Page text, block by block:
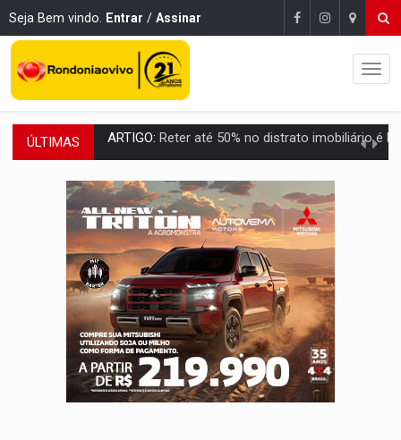
Seja Bem vindo. Entrar / Assinar
ÚLTIMAS DO HOSPITAL AO CAMPO: Veja as mais de 200 ações de Marcos
EXPANSÃO:Grupo Nova Era amplia presença em PVH e transforma Aramix
ROTA GLOBAL:PCC amplia presença internacional e transforma Brasil em
CONEXÃO RONDONIAOVIVO:Museólogo Antônio Ocampo conduz a história de
EXTENSÃO DE DANOS:Ferroviários pedem ao Iphan recuperação de área
VARIANDO O CARDÁPIO:Veja essa receita de carne assada para o
PREJUÍZO AOS ESTUDANTES:Greve dos professores em PVH é
POSSESSÃO DE DEBORAH LOGAN: Terror mistura mistério e filmagens